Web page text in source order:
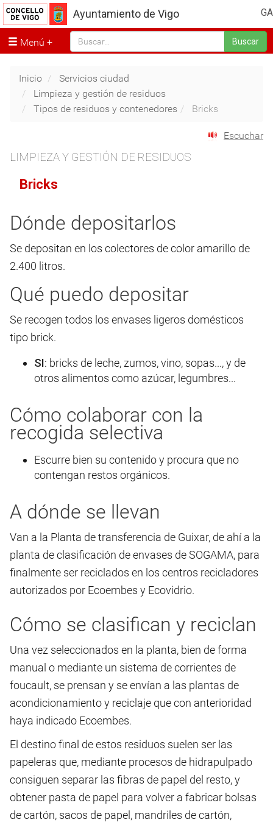
GA
Ayuntamiento de Vigo
Menú Buscar
Inicio
Servicios ciudad
Limpieza y gestión de residuos
Tipos de residuos y contenedores
Bricks
Escuchar
LIMPIEZA Y GESTIÓN DE RESIDUOS
Bricks
Dónde depositarlos
Se depositan en los colectores de color amarillo de
2.400 litros.
Qué puedo depositar
Se recogen todos los envases ligeros domésticos
tipo brick.
SI: bricks de leche, zumos, vino, sopas..., y de
otros alimentos como azúcar, legumbres...
Cómo colaborar con la
recogida selectiva
Escurre bien su contenido y procura que no
contengan restos orgánicos.
A dónde se llevan
Van a la Planta de transferencia de Guixar, de ahí a la
planta de clasificación de envases de SOGAMA, para
finalmente ser reciclados en los centros recicladores
autorizados por Ecoembes y Ecovidrio.
Cómo se clasifican y reciclan
Una vez seleccionados en la planta, bien de forma
manual o mediante un sistema de corrientes de
foucault, se prensan y se envían a las plantas de
acondicionamiento y reciclaje que con anterioridad
haya indicado Ecoembes.
El destino final de estos residuos suelen ser las
papeleras que, mediante procesos de hidrapulpado
consiguen separar las fibras de papel del resto, y
obtener pasta de papel para volver a fabricar bolsas
de cartón, sacos de papel, mandriles de cartón,